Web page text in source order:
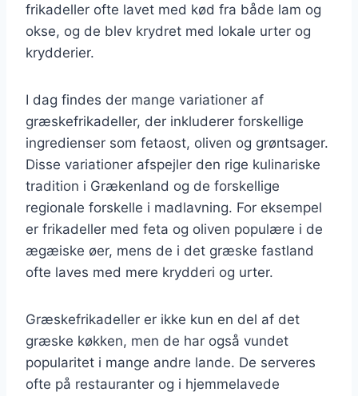
frikadeller ofte lavet med kød fra både lam og
okse, og de blev krydret med lokale urter og
krydderier.
I dag findes der mange variationer af
græskefrikadeller, der inkluderer forskellige
ingredienser som fetaost, oliven og grøntsager.
Disse variationer afspejler den rige kulinariske
tradition i Grækenland og de forskellige
regionale forskelle i madlavning. For eksempel
er frikadeller med feta og oliven populære i de
ægæiske øer, mens de i det græske fastland
ofte laves med mere krydderi og urter.
Græskefrikadeller er ikke kun en del af det
græske køkken, men de har også vundet
popularitet i mange andre lande. De serveres
ofte på restauranter og i hjemmelavede